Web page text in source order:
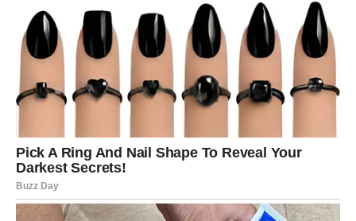
VODOLIJA
Vodolije očekuju prijatna iznenađenja i neočekivane
prilike. Jedan razgovor mogao bi promijeniti vaše planove
na najbolji mogući način.
Ovo je sedmica koja donosi mnogo optimizma.
RIBE